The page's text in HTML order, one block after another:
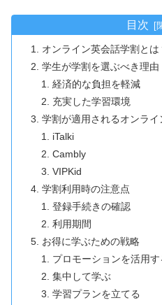
目次
オンライン英会話学割とは
学生が学割を選ぶべき理由
経済的な負担を軽減
充実した学習環境
学割が適用されるオンライ
iTalki
Cambly
VIPKid
学割利用時の注意点
登録手続きの確認
利用期間
お得に学ぶための戦略
プロモーションを活用す
集中して学ぶ
学習プランを立てる